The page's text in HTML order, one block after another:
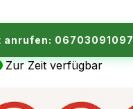
anrufen: 06703091097
Zur Zeit verfügbar